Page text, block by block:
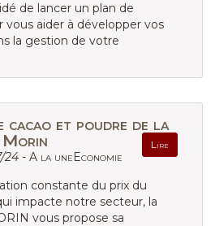
de lancer un plan de
aider à développer vos
la gestion de votre
cacao et poudre de la
Lire
24 - A la uneEconomie
constante du prix du
impacte notre secteur, la
vous propose sa